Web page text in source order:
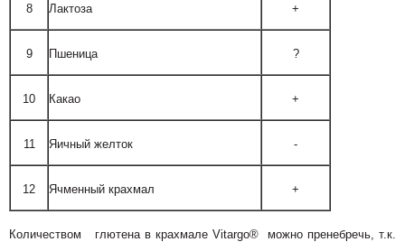
8 Лактоза +
9 Пшеница ?
10 Какао +
11 Яичный желток -
12 Ячменный крахмал +
Количеством глютена в крахмале Vitargo® можно пренебречь, т.к.